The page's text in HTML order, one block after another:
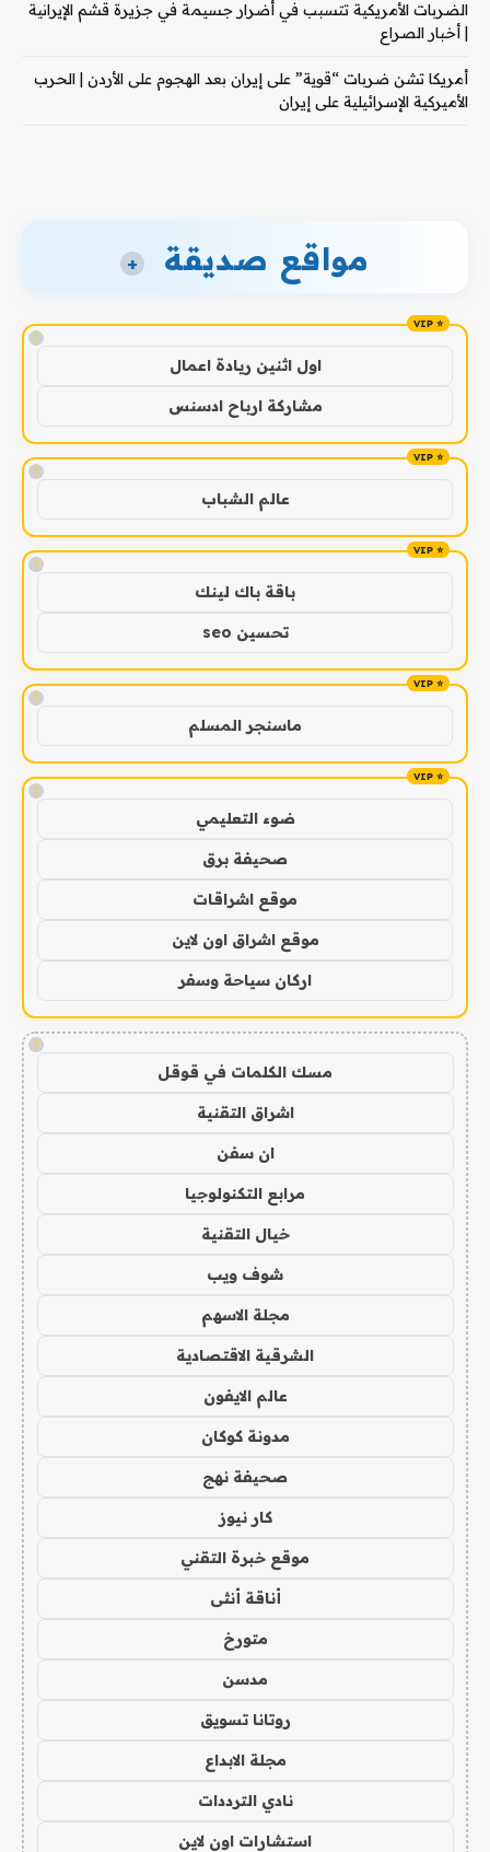
الضربات الأمريكية تتسبب في أضرار جسيمة في جزيرة قشم الإيرانية
| أخبار الصراع
أمريكا تشن ضربات “قوية” على إيران بعد الهجوم على الأردن | الحرب
الأميركية الإسرائيلية على إيران
مواقع صديقة +
!
اول اثنين ريادة اعمال
مشاركة ارباح ادسنس
!
عالم الشباب
!
باقة باك لينك
تحسين seo
!
ماسنجر المسلم
!
ضوء التعليمي
صحيفة برق
موقع اشراقات
موقع اشراق اون لاين
اركان سياحة وسفر
!
مسك الكلمات في قوقل
اشراق التقنية
ان سفن
مرابع التكنولوجيا
خيال التقنية
شوف ويب
مجلة الاسهم
الشرقية الاقتصادية
عالم الايفون
مدونة كوكان
صحيفة نهج
كار نيوز
موقع خبرة التقني
أناقة أنثى
متورخ
مدسن
روتانا تسويق
مجلة الابداع
نادي الترددات
استشارات اون لاين